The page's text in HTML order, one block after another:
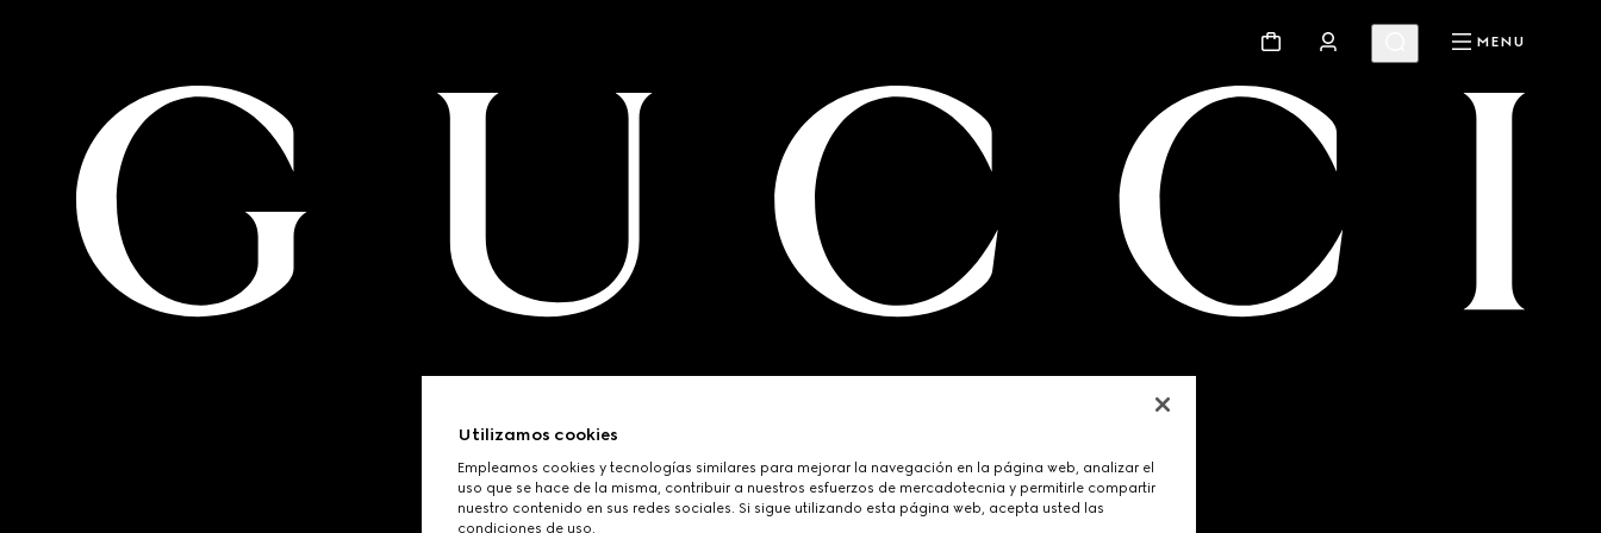
MENU
Utilizamos cookies
Empleamos cookies y tecnologías similares para mejorar la navegación en la página web, analizar el
uso que se hace de la misma, contribuir a nuestros esfuerzos de mercadotecnia y permitirle compartir
nuestro contenido en sus redes sociales. Si sigue utilizando esta página web, acepta usted las
condiciones de uso.